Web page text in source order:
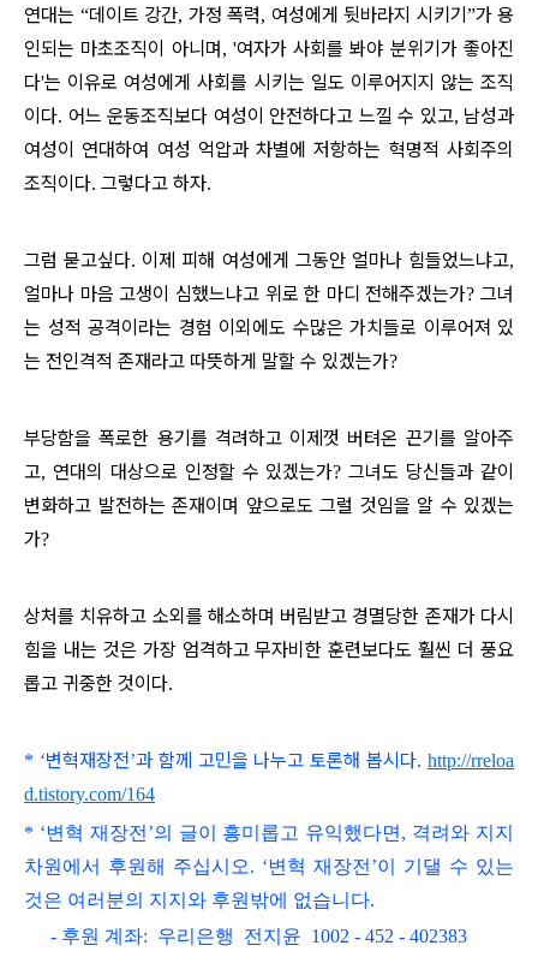
연대는 “데이트 강간, 가정 폭력, 여성에게 뒷바라지 시키기 ”가 용
인되는 마초조직이 아니며 , '여자가 사회를 봐야 분위기가 좋아진
다'는 이유로 여성에게 사회를 시키는 일도 이루어지지 않는 조직
이다. 어느 운동조직보다 여성이 안전하다고 느낄 수 있고, 남성과
여성이 연대하여 여성 억압과 차별에 저항하는 혁명적 사회주의
조직이다. 그렇다고 하자.
그럼 묻고싶다. 이제 피해 여성에게 그동안 얼마나 힘들었느냐고,
얼마나 마음 고생이 심했느냐고 위로 한 마디 전해주겠는가? 그녀
는 성적 공격이라는 경험 이외에도 수많은 가치들로 이루어져 있
는 전인격적 존재라고 따뜻하게 말할 수 있겠는가?
부당함을 폭로한 용기를 격려하고 이제껏 버텨온 끈기를 알아주
고, 연대의 대상으로 인정할 수 있겠는가?그녀도 당신들과 같이
변화하고 발전하는 존재이며 앞으로도 그럴 것임을 알 수 있겠는
가?
상처를 치유하고 소외를 해소하며 버림받고 경멸당한 존재가 다시
힘을 내는 것은 가장 엄격하고 무자비한 훈련보다도 훨씬 더 풍요
롭고 귀중한 것이다.
* ‘변혁재장전’과 함께 고민을 나누고 토론해 봅시다.http://rreloa
d.tistory.com/164
* ‘변혁 재장전’의 글이 흥미롭고 유익했다면, 격려와 지지
차원에서 후원해 주십시오. ‘변혁 재장전’이 기댈 수 있는
것은 여러분의 지지와 후원밖에 없습니다.
- 후원 계좌: 우리은행 전지윤 1002 - 452 - 402383